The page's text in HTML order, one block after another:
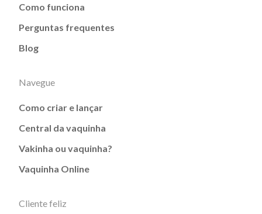
Como funciona
Perguntas frequentes
Blog
Navegue
Como criar e lançar
Central da vaquinha
Vakinha ou vaquinha?
Vaquinha Online
Cliente feliz